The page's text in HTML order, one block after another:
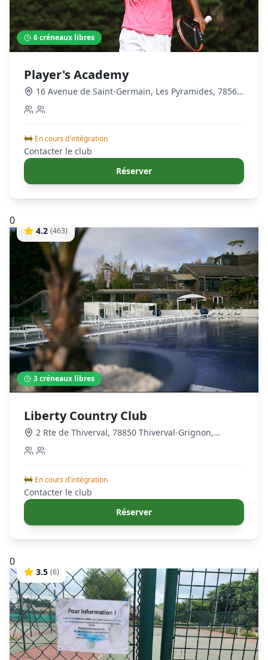
6créneaux libres
Player's Academy
16 Avenue de Saint-Germain, Les Pyramides, 78560
Le Port-Marly, France
🚧 En cours d'intégration
Contacter le club
Réserver
0
4.2 (463)
3créneaux libres
Liberty Country Club
2 Rte de Thiverval, 78850 Thiverval-Grignon,
France
🚧 En cours d'intégration
Contacter le club
Réserver
0
3.5 (6)